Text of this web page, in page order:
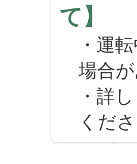
て】
・運転
場合が
・詳し
くださ